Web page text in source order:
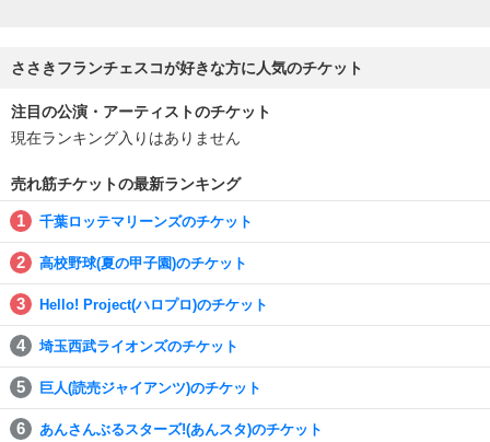
ささきフランチェスコが好きな方に人気のチケット
注目の公演・アーティストのチケット
現在ランキング入りはありません
売れ筋チケットの最新ランキング
千葉ロッテマリーンズのチケット
高校野球(夏の甲子園)のチケット
Hello! Project(ハロプロ)のチケット
埼玉西武ライオンズのチケット
巨人(読売ジャイアンツ)のチケット
あんさんぶるスターズ!(あんスタ)のチケット